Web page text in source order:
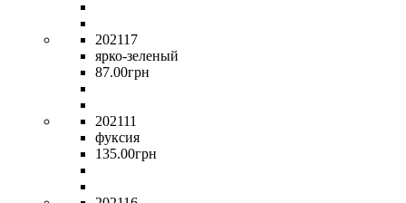
202117
ярко-зеленый
87.00грн
202111
фуксия
135.00грн